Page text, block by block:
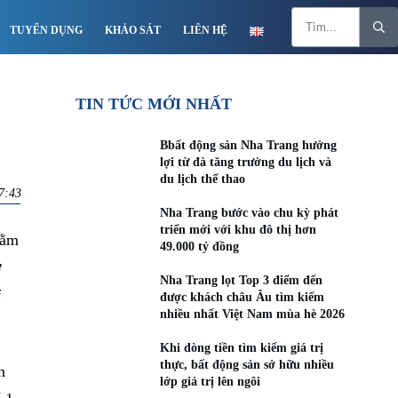
TUYỂN DỤNG KHẢO SÁT LIÊN HỆ
TIN TỨC MỚI NHẤT
Bbất động sản Nha Trang hưởng
lợi từ đà tăng trưởng du lịch và
du lịch thể thao
Nha Trang bước vào chu kỳ phát
triển mới với khu đô thị hơn
49.000 tỷ đồng
Nha Trang lọt Top 3 điểm đến
được khách châu Âu tìm kiếm
nhiều nhất Việt Nam mùa hè 2026
Khi dòng tiền tìm kiếm giá trị
thực, bất động sản sở hữu nhiều
lớp giá trị lên ngôi